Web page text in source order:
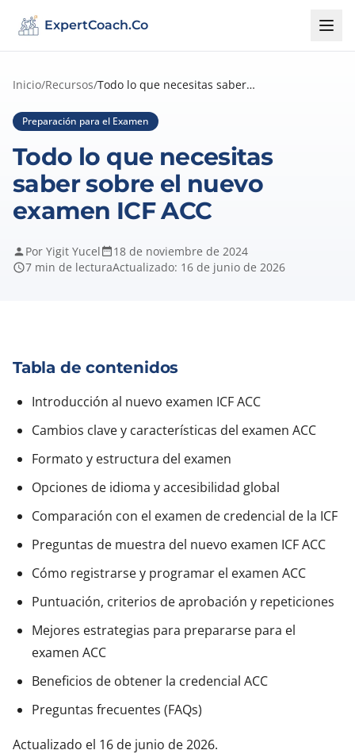
ExpertCoach.Co
Inicio/Recursos/ Todo lo que necesitas saber sobre el nue...
Preparación para el Examen
Todo lo que necesitas
saber sobre el nuevo
examen ICF ACC
Por Yigit Yucel
18 de noviembre de 2024
7 min de lecturaActualizado: 16 de junio de 2026
Tabla de contenidos
Introducción al nuevo examen ICF ACC
Cambios clave y características del examen ACC
Formato y estructura del examen
Opciones de idioma y accesibilidad global
Comparación con el examen de credencial de la ICF
Preguntas de muestra del nuevo examen ICF ACC
Cómo registrarse y programar el examen ACC
Puntuación, criterios de aprobación y repeticiones
Mejores estrategias para prepararse para el
examen ACC
Beneficios de obtener la credencial ACC
Preguntas frecuentes (FAQs)
Actualizado el 16 de junio de 2026.